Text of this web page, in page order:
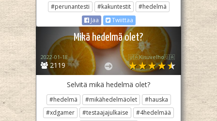
#perunantesti #kakuntestit
#hedelmä
Jaa
Twiittaa
Mikä hedelmä olet?
2119
2022-01-18 🇺🇦Kisuvelho🇺🇦
Selvitä mikä hedelmä olet?
#hedelmä #mikähedelmäolet
#hauska
#xdgamer
#testaajajulkaise
#4hedelmää